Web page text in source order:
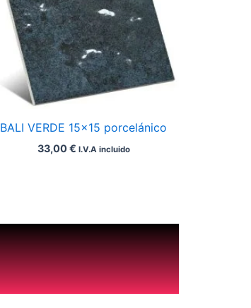
BALI VERDE 15×15 porcelánico
33,00€ I.V.A incluido